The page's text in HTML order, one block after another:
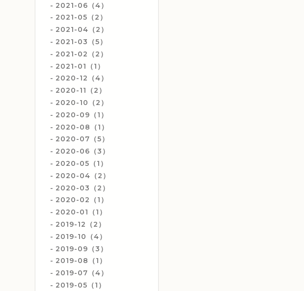
2021-06（4）
2021-05（2）
2021-04（2）
2021-03（5）
2021-02（2）
2021-01（1）
2020-12（4）
2020-11（2）
2020-10（2）
2020-09（1）
2020-08（1）
2020-07（5）
2020-06（3）
2020-05（1）
2020-04（2）
2020-03（2）
2020-02（1）
2020-01（1）
2019-12（2）
2019-10（4）
2019-09（3）
2019-08（1）
2019-07（4）
2019-05（1）